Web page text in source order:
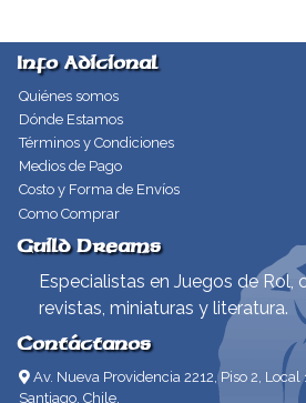
Info Adicional
Quiénes somos
Dónde Estamos
Términos y Condiciones
Medios de Pago
Costo y Forma de Envíos
Como Comprar
Guild Dreams
Especialistas en Juegos de Rol,
revistas, miniaturas y literatura.
Contáctanos
Av. Nueva Providencia 2212, Piso 2, Local
Santiago, Chile.